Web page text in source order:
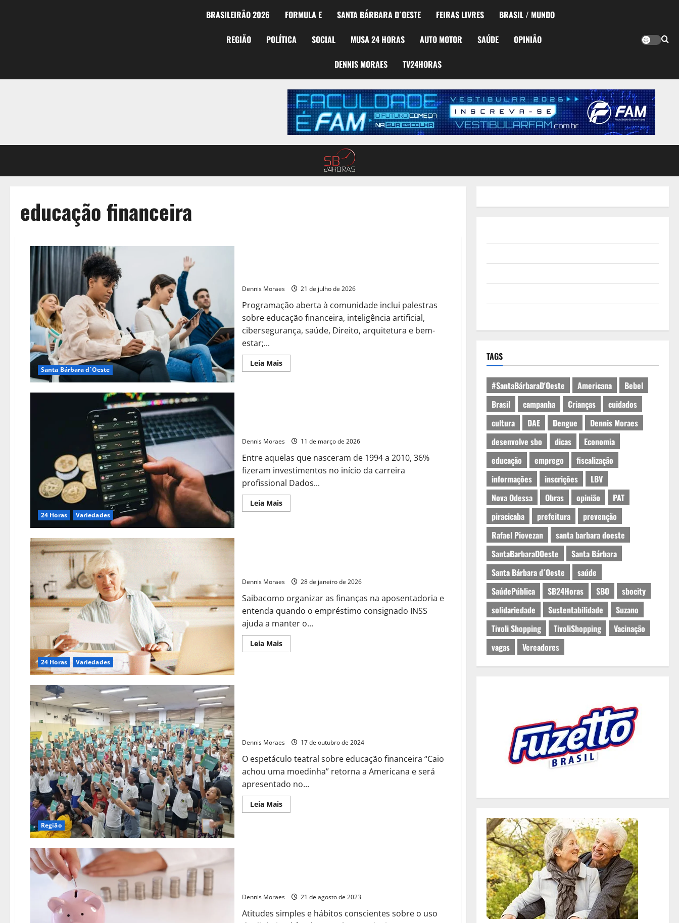
BRASILEIRÃO 2026 FORMULA E SANTA BÁRBARA D´OESTE FEIRAS LIVRES BRASIL / MUNDO
REGIÃO POLÍTICA SOCIAL MUSA 24 HORAS AUTO MOTOR SAÚDE OPINIÃO
DENNIS MORAES TV24HORAS
educação financeira
Santa Bárbara d´Oeste
Dennis Moraes 21 de julho de 2026
Programação aberta à comunidade inclui palestras
sobre educação financeira, inteligência artificial,
cibersegurança, saúde, Direito, arquitetura e bem-
estar;...
Leia Mais
24 Horas Variedades
Dennis Moraes 11 de março de 2026
Entre aquelas que nasceram de 1994 a 2010, 36%
fizeram investimentos no início da carreira
profissional Dados...
Leia Mais
24 Horas Variedades
Dennis Moraes 28 de janeiro de 2026
Saibacomo organizar as finanças na aposentadoria e
entenda quando o empréstimo consignado INSS
ajuda a manter o...
Leia Mais
Região
Dennis Moraes 17 de outubro de 2024
O espetáculo teatral sobre educação financeira “Caio
achou uma moedinha” retorna a Americana e será
apresentado no...
Leia Mais
Dennis Moraes 21 de agosto de 2023
Atitudes simples e hábitos conscientes sobre o uso
TAGS
#SantaBárbaraD'Oeste Americana
Bebel
Brasil
campanha Crianças
cuidados
cultura
DAE Dengue
Dennis Moraes
desenvolve sbo
dicas
Economia
educação
emprego
fiscalização
informações
inscrições
LBV
Nova Odessa
Obras opinião
PAT
piracicaba
prefeitura
prevenção
Rafael Piovezan
santa barbara doeste
SantaBarbaraDOeste
Santa Bárbara
Santa Bárbara d´Oeste
saúde
SaúdePública
SB24Horas SBO
sbocity
solidariedade
Sustentabilidade
Suzano
Tivoli Shopping
TivoliShopping
Vacinação
vagas
Vereadores